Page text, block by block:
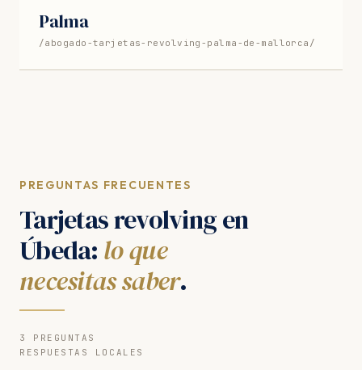
Palma
/abogado-tarjetas-revolving-palma-de-mallorca/
PREGUNTAS FRECUENTES
Tarjetas revolving en
Úbeda: lo que
necesitas saber.
3 PREGUNTAS
RESPUESTAS LOCALES